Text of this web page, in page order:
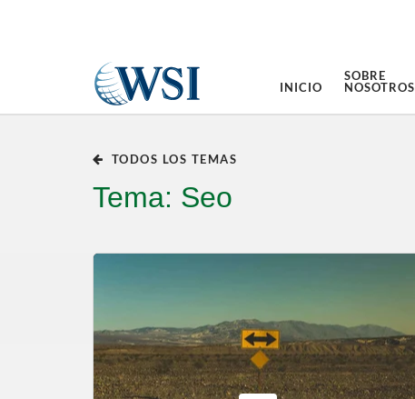
INICIO
SOBRE
NOSOTROS
TODOS LOS TEMAS
Tema: Seo